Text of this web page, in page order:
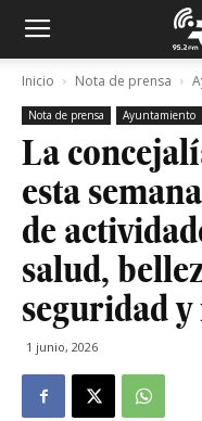
Inicio Nota de prensa
Nota de prensa Ayuntamiento
La
esta
de
salud,
seguridad
1 junio, 2026